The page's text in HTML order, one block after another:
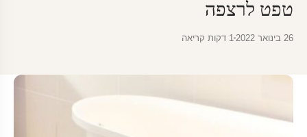
טפט לרצפה
26 בינואר 2022 1 דקות קריאה